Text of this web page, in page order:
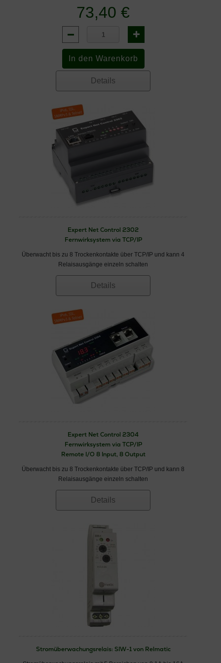
73,40 €
Details
Expert Net Control 2302
Fernwirksystem via TCP/IP
Überwacht bis zu 8 Trockenkontakte über TCP/IP und kann 4
Relaisausgänge einzeln schalten
Details
Expert Net Control 2304
Fernwirksystem via TCP/IP
Remote I/O 8 Input, 8 Output
Überwacht bis zu 8 Trockenkontakte über TCP/IP und kann 8
Relaisausgänge einzeln schalten
Details
Stromüberwachungsrelais: SIW-1 von Relmatic